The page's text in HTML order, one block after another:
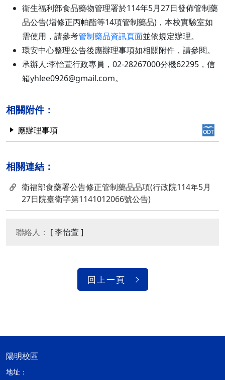
衛生福利部食品藥物管理署於114年5月27日發佈管制藥
品公告(增修正丙帕酯等14項管制藥品)，本校實驗室如
需使用，請參考管制藥品資訊頁面並依規定辦理。
環安中心整理公告後應辦理事項如相關附件，請參閱。
承辦人:李怡萱行政專員，02-28267000分機62295，信
箱yhlee0926@gmail.com。
相關附件：
應辦理事項
相關連結：
衛福部食藥署公告修正管制藥品品項(行政院114年5月
27日院臺衛字第1141012066號公告)
聯絡人： [ 李怡萱 ]
回上一頁
陽明校區
地址：